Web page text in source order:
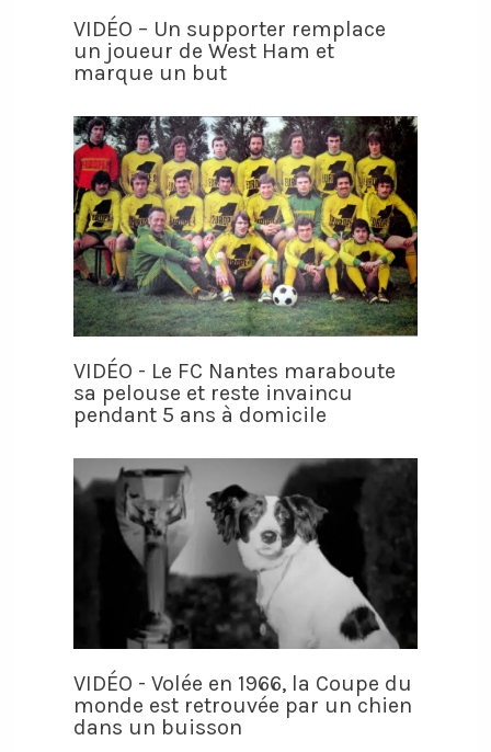
VIDÉO – Un supporter remplace
un joueur de West Ham et
marque un but
VIDÉO - Le FC Nantes maraboute
sa pelouse et reste invaincu
pendant 5 ans à domicile
VIDÉO - Volée en 1966, la Coupe du
monde est retrouvée par un chien
dans un buisson